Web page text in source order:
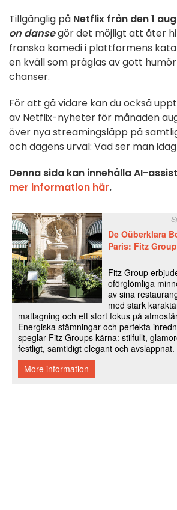
Tillgänglig på Netflix från den 1
on dansegör det möjligt att åter
franska komedi i plattformens
en kväll som präglas av gott
chanser.
För att gå vidare kan du också
av Netflix-nyheter för månaden
över nya streamingsläpp på
och dagens urval: Vad ser man
Denna sida kan innehålla AI-
mer information här.